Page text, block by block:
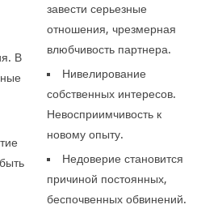
В
завести серьезные
отношения, чрезмерная
влюбчивость партнера.
Нивелирование
собственных интересов.
Невосприимчивость к
новому опыту.
Недоверие становится
причиной постоянных,
беспочвенных обвинений.